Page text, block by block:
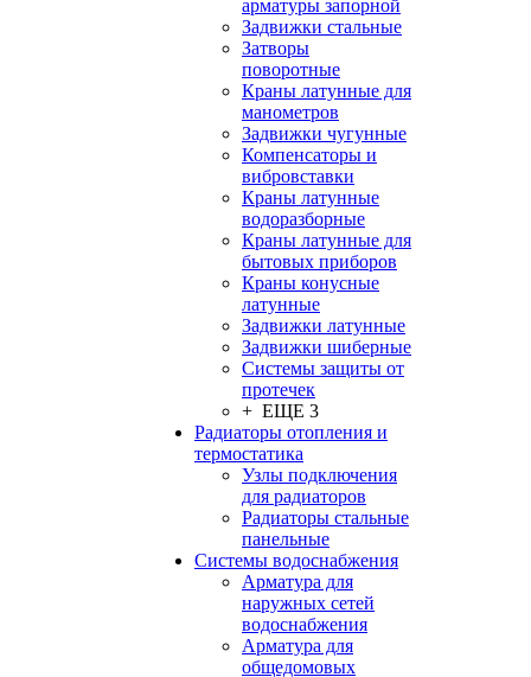
арматуры запорной
Задвижки стальные
Затворы
поворотные
Краны латунные для
манометров
Задвижки чугунные
Компенсаторы и
вибровставки
Краны латунные
водоразборные
Краны латунные для
бытовых приборов
Краны конусные
латунные
Задвижки латунные
Задвижки шиберные
Системы защиты от
протечек
+ ЕЩЕ 3
Радиаторы отопления и
термостатика
Узлы подключения
для радиаторов
Радиаторы стальные
панельные
Системы водоснабжения
Арматура для
наружных сетей
водоснабжения
Арматура для
общедомовых